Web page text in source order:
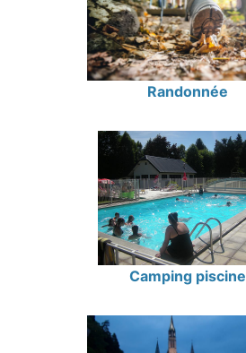
Randonnée
Camping piscine